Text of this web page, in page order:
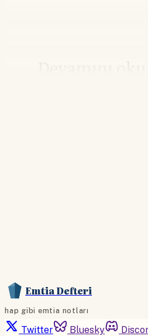
Devamını
Emtia Defteri
hap gibi emtia notları
Twitter Bluesky